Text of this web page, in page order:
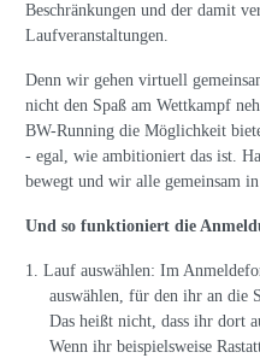
Beschränkungen und der damit
Laufveranstaltungen.
Denn wir gehen virtuell
nicht den Spaß am Wettkampf
BW-Running die Möglichkeit
- egal, wie ambitioniert das ist.
bewegt und wir alle gemeinsam
Und so funktioniert die
Lauf auswählen: Im
auswählen, für den ihr an die
Das heißt nicht, dass ihr dort
Wenn ihr beispielsweise